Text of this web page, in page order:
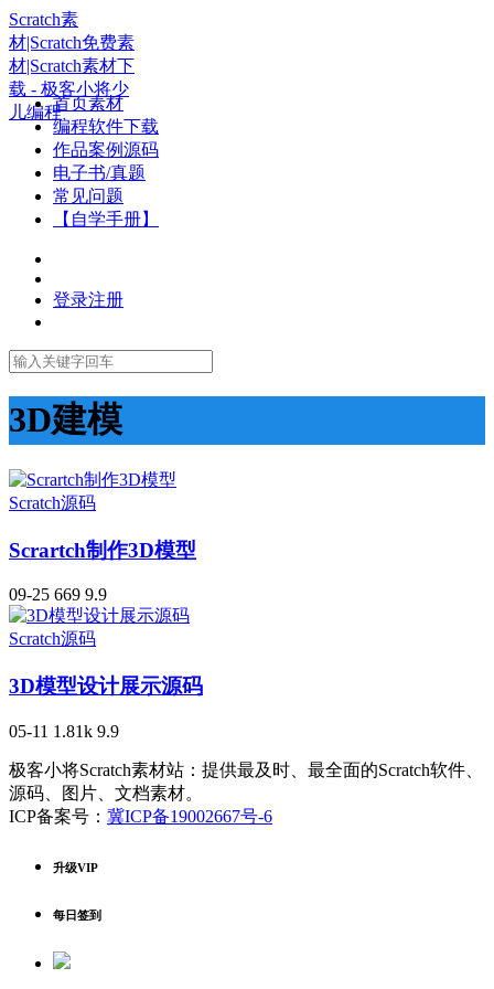
Scratch素
材|Scratch免费素
材|Scratch素材下
载 - 极客小将少
儿编程首页素材
编程软件下载
作品案例源码
电子书/真题
常见问题
【自学手册】
登录注册
3D建模
Scratch源码
Scrartch制作3D模型
09-25 669 9.9
Scratch源码
3D模型设计展示源码
05-11 1.81k 9.9
极客小将Scratch素材站：提供最及时、最全面的Scratch软件、
源码、图片、文档素材。
ICP备案号： 冀ICP备19002667号-6
升级VIP
每日签到